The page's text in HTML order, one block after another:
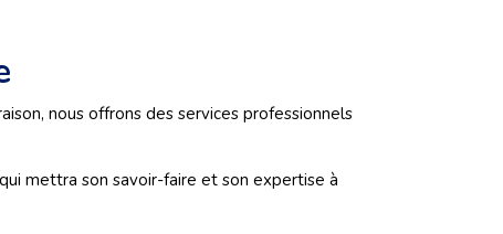
nous offrons des services professionnels
mettra son savoir-faire et son expertise à